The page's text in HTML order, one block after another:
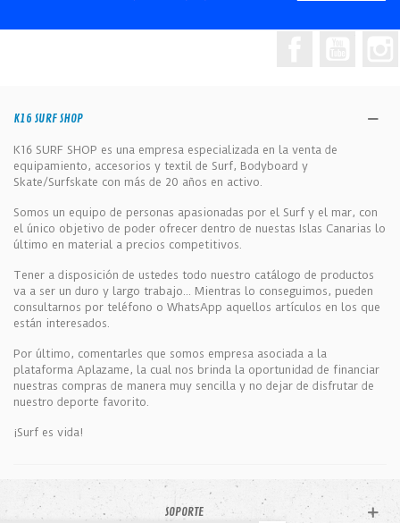
K16 SURF SHOP
K16 SURF SHOP es una empresa especializada en la venta de
equipamiento, accesorios y textil de Surf, Bodyboard y
Skate/Surfskate con más de 20 años en activo.
Somos un equipo de personas apasionadas por el Surf y el mar, con
el único objetivo de poder ofrecer dentro de nuestas Islas Canarias lo
último en material a precios competitivos.
Tener a disposición de ustedes todo nuestro catálogo de productos
va a ser un duro y largo trabajo... Mientras lo conseguimos, pueden
consultarnos por teléfono o WhatsApp aquellos artículos en los que
están interesados.
Por último, comentarles que somos empresa asociada a la
plataforma Aplazame, la cual nos brinda la oportunidad de financiar
nuestras compras de manera muy sencilla y no dejar de disfrutar de
nuestro deporte favorito.
¡Surf es vida!
SOPORTE